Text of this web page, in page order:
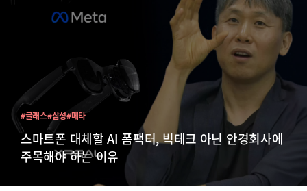
스마트폰 대체할 AI 폼팩터, 빅테크 아닌 안경회사에
주목해야 하는 이유
#글래스#삼성#메타